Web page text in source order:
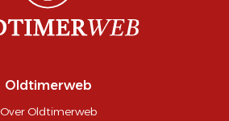
Oldtimerweb
Over Oldtimerweb